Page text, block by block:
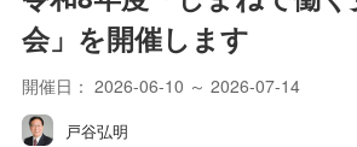
会」を開催します
開催日： 2026-06-10 ～ 2026-07-14
戸谷弘明